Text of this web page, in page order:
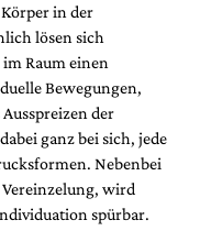
in der
lösen sich
Raum einen
Bewegungen,
der
ganz bei sich, jede
Nebenbei
wird
spürbar.